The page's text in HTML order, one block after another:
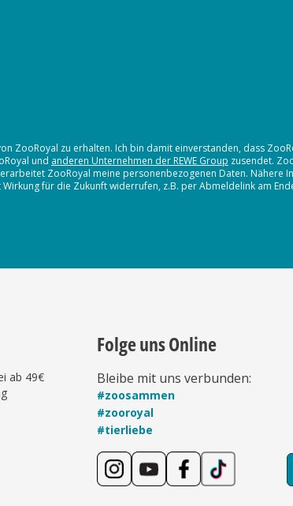
ZooRoyal zu erhalten. Ich bin damit einverstanden, dass
und anderen Unternehmen der REWE Group zusendet.
ZooRoyal meine personenbezogenen Daten. Nähere
für die Zukunft widerrufen, z.B. per Abmeldelink am
ab 49€
Folge uns Online
Bleibe mit uns verbunden:
#zoosammen
#zooroyal
#tierliebe